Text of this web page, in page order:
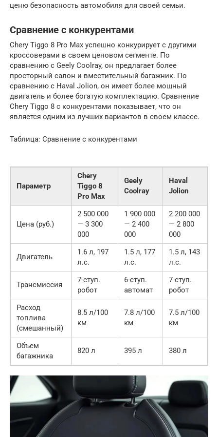
ценю безопасность автомобиля для своей семьи.
Сравнение с конкурентами
Chery Tiggo 8 Pro Max успешно конкурирует с другими
кроссоверами в своем ценовом сегменте. По
сравнению с Geely Coolray, он предлагает более
просторный салон и вместительный багажник. По
сравнению с Haval Jolion, он имеет более мощный
двигатель и более богатую комплектацию. Сравнение
Chery Tiggo 8 с конкурентами показывает, что он
является одним из лучших вариантов в своем классе.
Таблица: Сравнение с конкурентами
Параметр
Chery
Tiggo 8
Pro Max
Geely
Coolray
Haval
Jolion
Цена (руб.)
2 500 000
— 3 300
000
1 900 000
— 2 400
000
2 200 000
— 2 800
000
Двигатель
1.6 л, 197
л.с.
1.5 л, 177
л.с.
1.5 л, 143
л.с.
Трансмиссия
7-ступ.
робот
6-ступ.
автомат
7-ступ.
робот
Расход
топлива
(смешанный)
8.5 л/100
км
7.8 л/100
км
7.5 л/100
км
Объем
багажника
820 л 395 л 380 л